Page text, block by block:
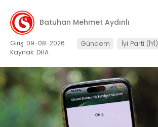
Batuhan Mehmet Aydınlı
Giriş: 09-08-2026
Kaynak: DHA
Gündem İyi Parti (İYİ)